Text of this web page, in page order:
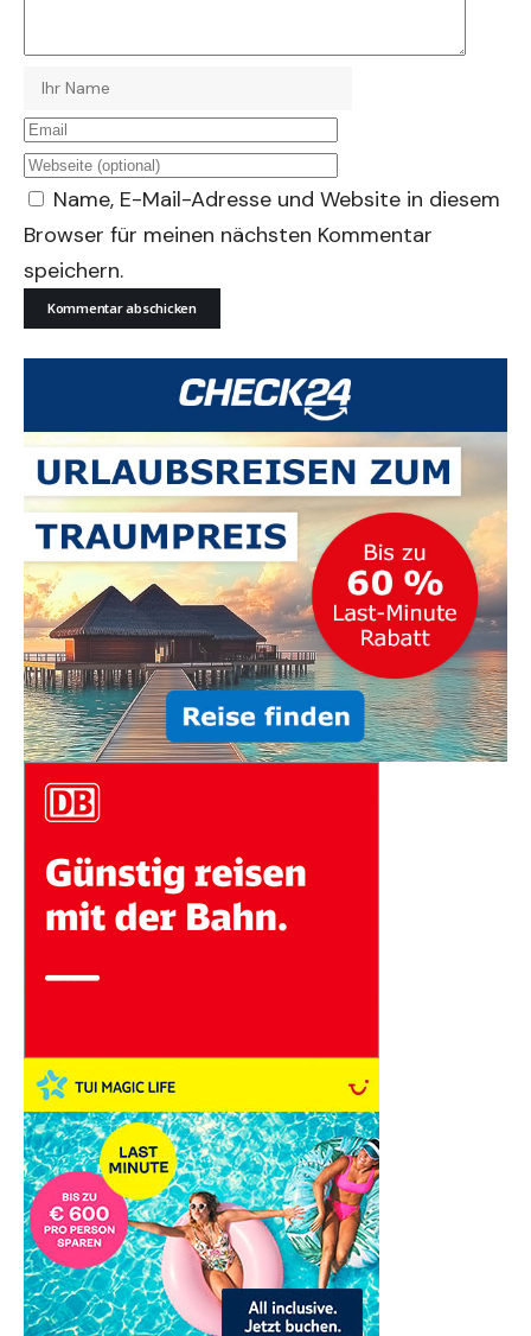
Name, E-Mail-Adresse und Website in diesem
Browser für meinen nächsten Kommentar
speichern.